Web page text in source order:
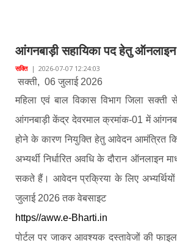
आंगनबाड़ी सहायिका पद हेतु
सक्ति| 2026-07-07 12:24:03
सक्ती, 06 जुलाई 2026
महिला एवं बाल विकास विभाग जिला सक्ती
आंगनबाड़ी केंद्र देवरमाल क्रमांक-01 में
होने के कारण नियुक्ति हेतु आवेदन आमंत्रित
अभ्यर्थी निर्धारित अवधि के दौरान ऑनलाइन
सकते हैं। आवेदन प्रक्रिया के लिए
जुलाई 2026 तक वेबसाइट
https//aww.e-Bharti.in
पोर्टल पर जाकर आवश्यक दस्तावेजों की